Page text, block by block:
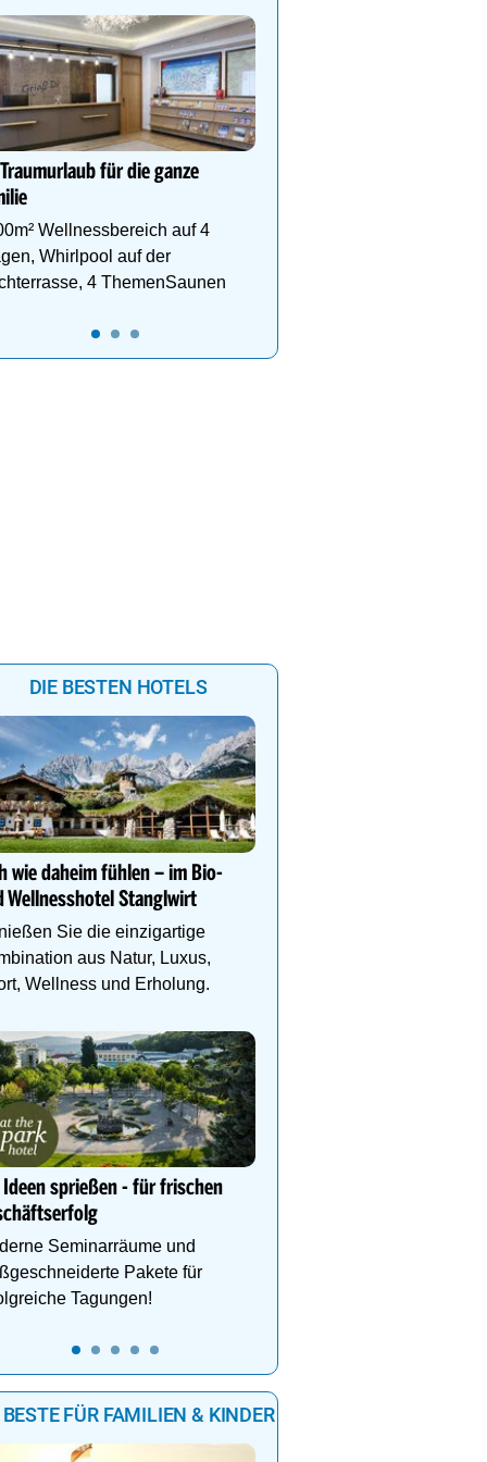
Traumurlaub für die ganze
Wellnessbereich auf 4
Whirlpool auf der
4 ThemenSaunen
DIE BESTEN HOTELS
wie daheim fühlen – im Bio-
Wellnesshotel Stanglwirt
Sie die einzigartige
aus Natur, Luxus,
Wellness und Erholung.
Ideen sprießen - für frischen
Seminarräume und
Pakete für
Tagungen!
FÜR FAMILIEN & KINDER